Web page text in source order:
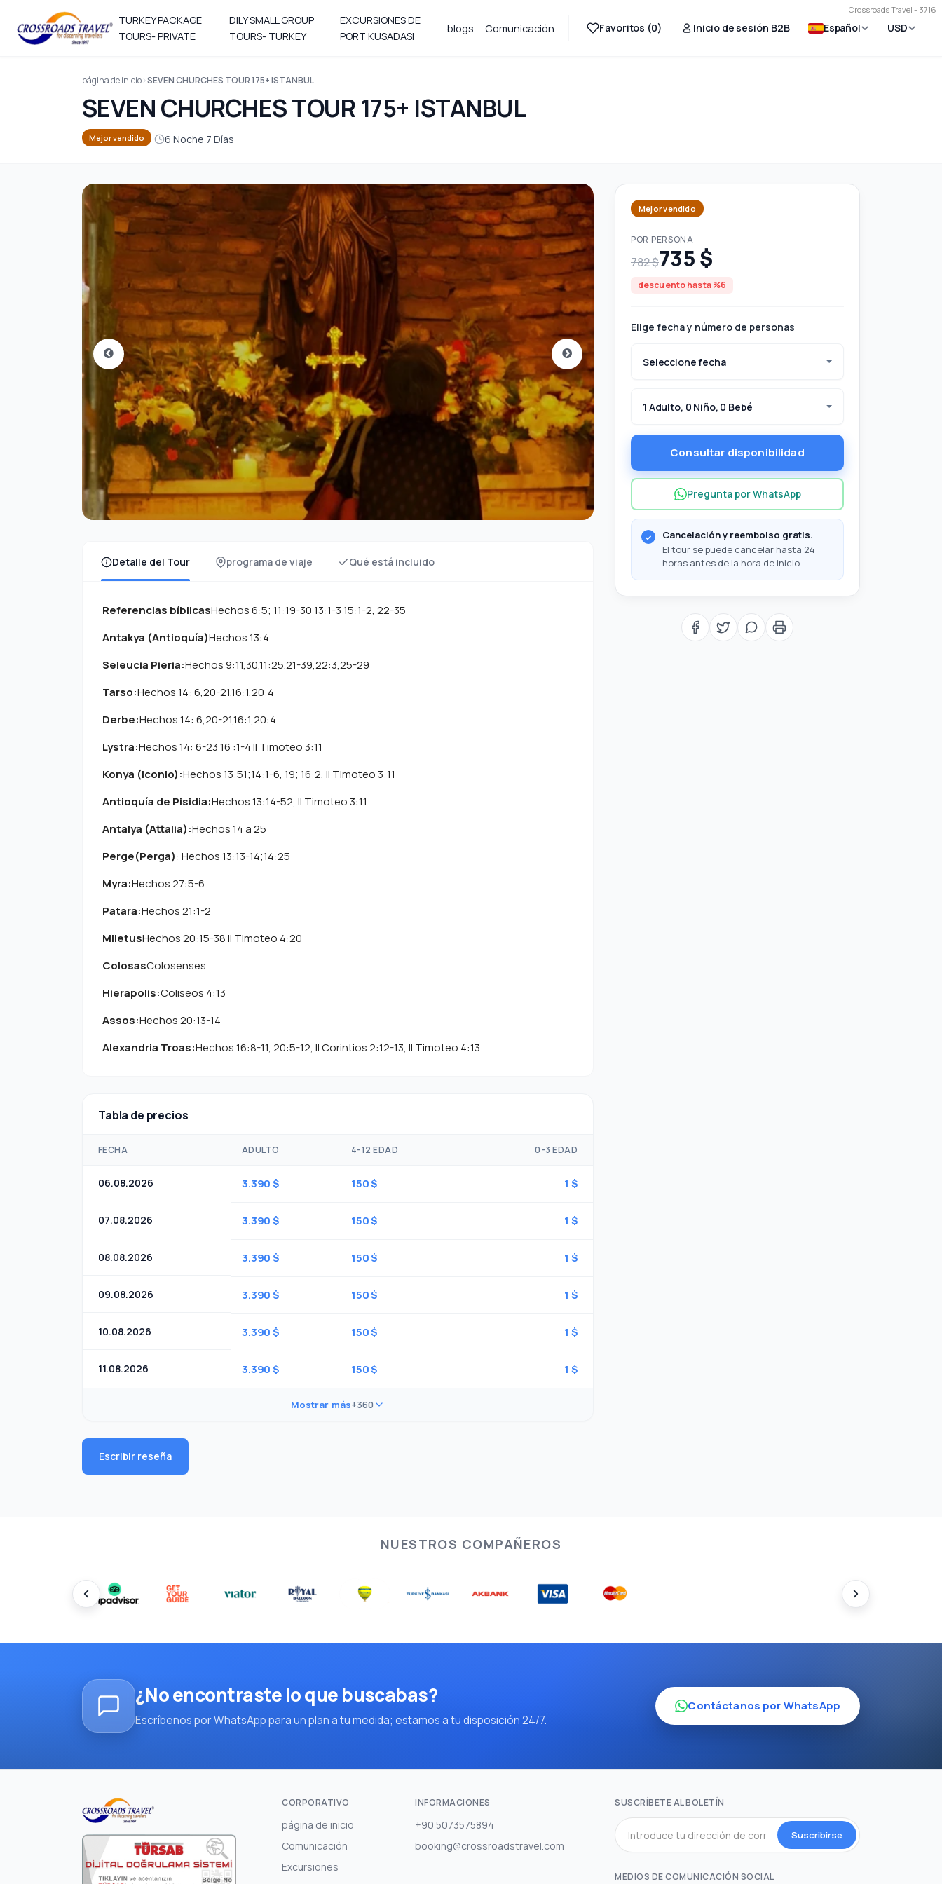
Crossroads Travel - 3716
TURKEY PACKAGE
TOURS- PRIVATE
DILY SMALL GROUP
TOURS- TURKEY
EXCURSIONES DE
PORT KUSADASI
blogs Comunicación Favoritos (0) Inicio de sesión B2B Español USD
página de inicio SEVEN CHURCHES TOUR 175+ ISTANBUL
SEVEN CHURCHES TOUR 175+ ISTANBUL
Mejor vendido 6 Noche 7 Días
Detalle del Tour programa de viaje Qué está incluido
Referencias bíblicasHechos 6:5; 11:19-30 13:1-3 15:1-2, 22-35
Antakya (Antioquía)Hechos 13:4
Seleucia Pieria:Hechos 9:11,30,11:25.21-39,22:3,25-29
Tarso:Hechos 14: 6,20-21,16:1,20:4
Derbe:Hechos 14: 6,20-21,16:1,20:4
Lystra:Hechos 14: 6-23 16 :1-4 II Timoteo 3:11
Konya (Iconio):Hechos 13:51;14:1-6, 19; 16:2, II Timoteo 3:11
Antioquía de Pisidia:Hechos 13:14-52, II Timoteo 3:11
Antalya (Attalia):Hechos 14 a 25
Perge(Perga): Hechos 13:13-14;14:25
Myra:Hechos 27:5-6
Patara:Hechos 21:1-2
MiletusHechos 20:15-38 II Timoteo 4:20
ColosasColosenses
Hierapolis:Coliseos 4:13
Assos:Hechos 20:13-14
Alexandria Troas:Hechos 16:8-11, 20:5-12, II Corintios 2:12-13, II Timoteo 4:13
Tabla de precios
FECHA ADULTO 4-12 EDAD 0-3 EDAD
06.08.2026 3.390 $ 150 $ 1 $
07.08.2026 3.390 $ 150 $ 1 $
08.08.2026 3.390 $ 150 $ 1 $
09.08.2026 3.390 $ 150 $ 1 $
10.08.2026 3.390 $ 150 $ 1 $
11.08.2026 3.390 $ 150 $ 1 $
Mostrar más+360
Escribir reseña
Mejor vendido
POR PERSONA
782 $735 $
descuento hasta %6
Elige fecha y número de personas
Seleccione fecha
1 Adulto, 0 Niño, 0 Bebé
Consultar disponibilidad
Pregunta por WhatsApp
Cancelación y reembolso gratis.
El tour se puede cancelar hasta 24
horas antes de la hora de inicio.
NUESTROS COMPAÑEROS
¿No encontraste lo que buscabas?
Escríbenos por WhatsApp para un plan a tu medida; estamos a tu disposición 24/7.
Contáctanos por WhatsApp
CORPORATIVO
página de inicio
Comunicación
Excursiones
INFORMACIONES
+90 5073575894
booking@crossroadstravel.com
SUSCRÍBETE AL BOLETÍN
Suscribirse
MEDIOS DE COMUNICACIÓN SOCIAL